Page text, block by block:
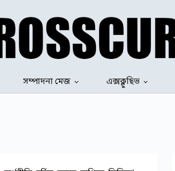
সম্পাদনা মেজ এক্সক্লুছিভ